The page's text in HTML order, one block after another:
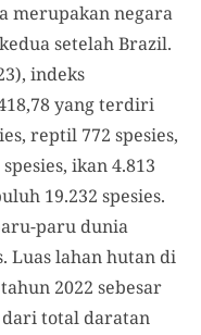
merupakan negara
setelah Brazil.
indeks
yang terdiri
reptil 772 spesies,
ikan 4.813
19.232 spesies.
paru dunia
Luas lahan hutan di
2022 sebesar
dari total daratan